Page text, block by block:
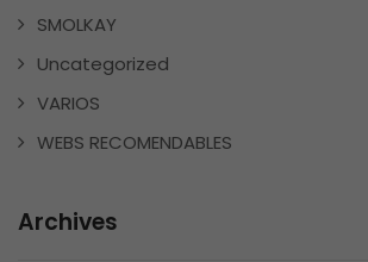
SMOLKAY
Uncategorized
VARIOS
WEBS RECOMENDABLES
Archives